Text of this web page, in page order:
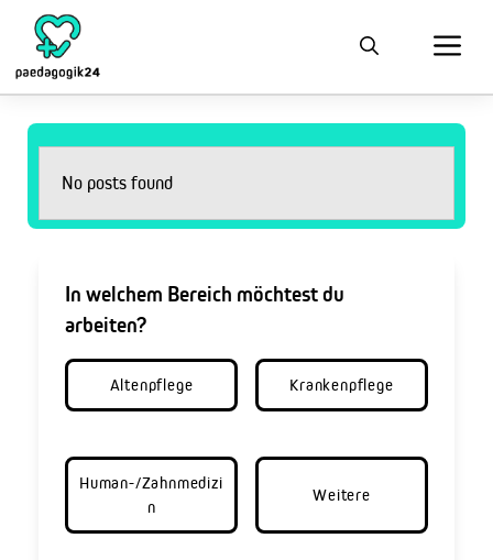
No posts found
In welchem Bereich möchtest du
arbeiten?
Altenpflege Krankenpflege
Human-/Zahnmedizi
n
Weitere